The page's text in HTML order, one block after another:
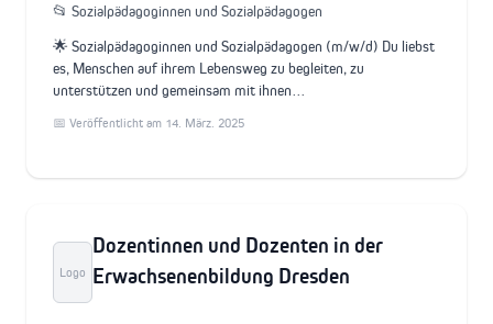
📂 Sozialpädagoginnen und Sozialpädagogen
🌟 Sozialpädagoginnen und Sozialpädagogen (m/w/d) Du liebst
es, Menschen auf ihrem Lebensweg zu begleiten, zu
unterstützen und gemeinsam mit ihnen…
📅 Veröffentlicht am 14. März. 2025
Logo
Dozentinnen und Dozenten in der
Erwachsenenbildung Dresden